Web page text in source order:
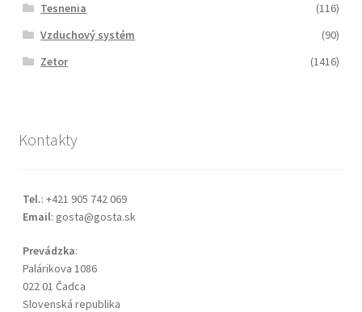
Tesnenia
(116)
Vzduchový systém
(90)
Zetor
(1416)
Kontakty
Tel.: +421 905 742 069
Email: gosta@gosta.sk
Prevádzka:
Palárikova 1086
022 01 Čadca
Slovenská republika